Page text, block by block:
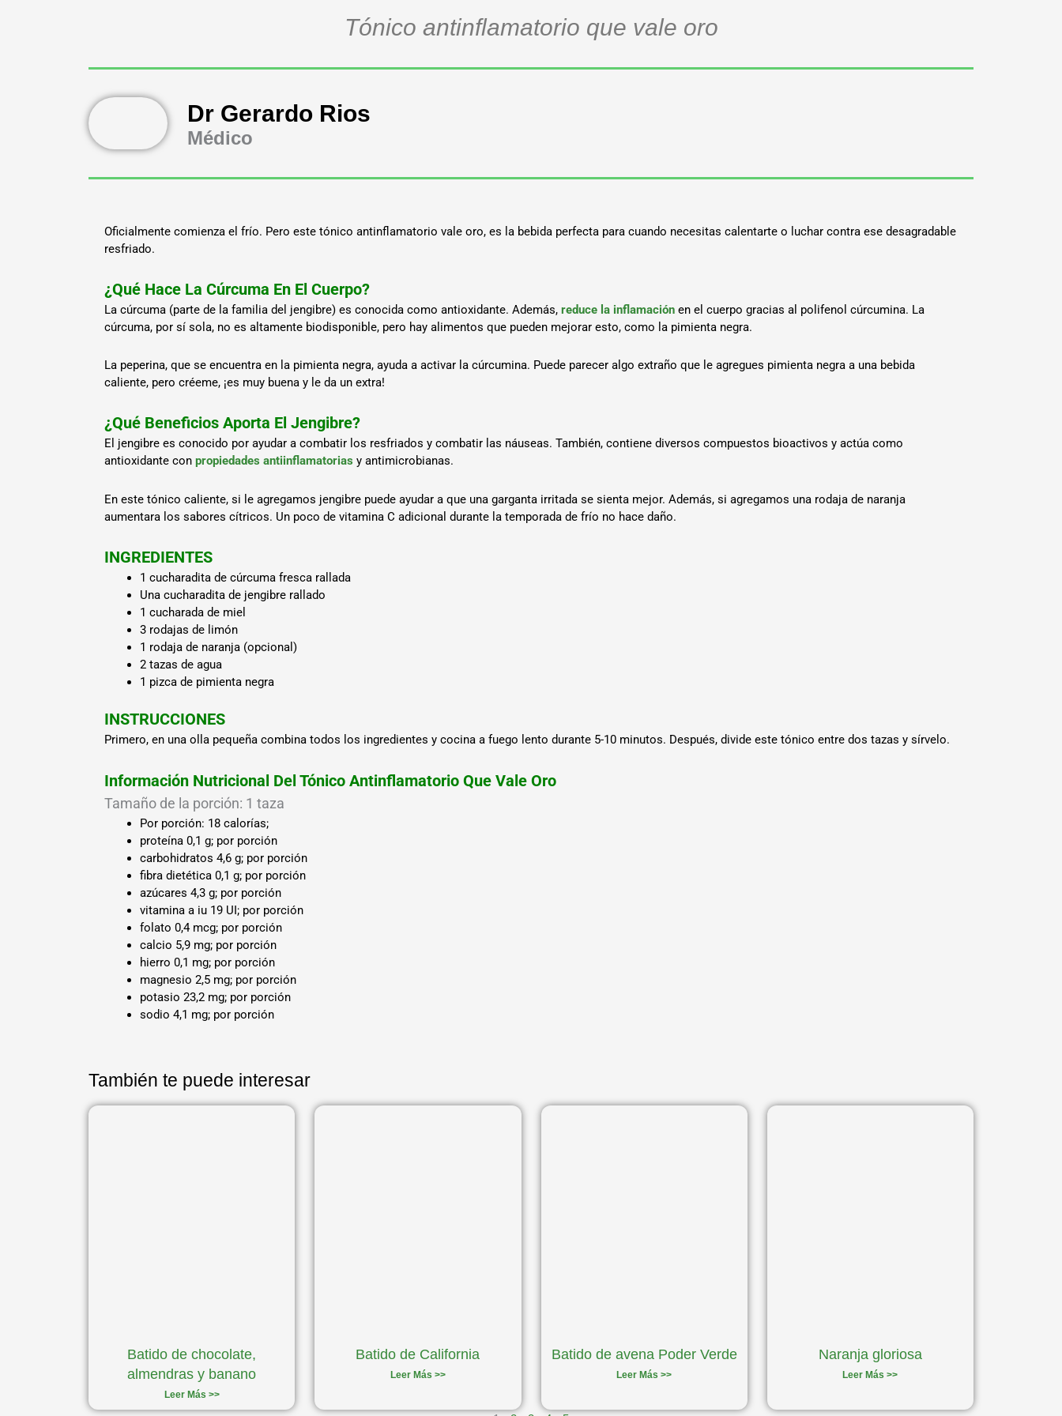
Tónico antinflamatorio que vale oro
Dr Gerardo Rios
Médico
Oficialmente comienza el frío. Pero este tónico antinflamatorio vale oro, es la bebida perfecta para cuando necesitas calentarte o luchar contra ese desagradable
resfriado.
¿Qué Hace La Cúrcuma En El Cuerpo?
La cúrcuma (parte de la familia del jengibre) es conocida como antioxidante. Además, reduce la inflamación en el cuerpo gracias al polifenol cúrcumina. La
cúrcuma, por sí sola, no es altamente biodisponible, pero hay alimentos que pueden mejorar esto, como la pimienta negra.
La peperina, que se encuentra en la pimienta negra, ayuda a activar la cúrcumina. Puede parecer algo extraño que le agregues pimienta negra a una bebida
caliente, pero créeme, ¡es muy buena y le da un extra!
¿Qué Beneficios Aporta El Jengibre?
El jengibre es conocido por ayudar a combatir los resfriados y combatir las náuseas. También, contiene diversos compuestos bioactivos y actúa como
antioxidante con propiedades antiinflamatorias y antimicrobianas.
En este tónico caliente, si le agregamos jengibre puede ayudar a que una garganta irritada se sienta mejor. Además, si agregamos una rodaja de naranja
aumentara los sabores cítricos. Un poco de vitamina C adicional durante la temporada de frío no hace daño.
INGREDIENTES
1 cucharadita de cúrcuma fresca rallada
Una cucharadita de jengibre rallado
1 cucharada de miel
3 rodajas de limón
1 rodaja de naranja (opcional)
2 tazas de agua
1 pizca de pimienta negra
INSTRUCCIONES
Primero, en una olla pequeña combina todos los ingredientes y cocina a fuego lento durante 5-10 minutos. Después, divide este tónico entre dos tazas y sírvelo.
Información Nutricional Del Tónico Antinflamatorio Que Vale Oro
Tamaño de la porción: 1 taza
Por porción: 18 calorías;
proteína 0,1 g; por porción
carbohidratos 4,6 g; por porción
fibra dietética 0,1 g; por porción
azúcares 4,3 g; por porción
vitamina a iu 19 UI; por porción
folato 0,4 mcg; por porción
calcio 5,9 mg; por porción
hierro 0,1 mg; por porción
magnesio 2,5 mg; por porción
potasio 23,2 mg; por porción
sodio 4,1 mg; por porción
También te puede interesar
Batido de chocolate,
almendras y banano
Leer Más >>
Batido de California
Leer Más >>
Batido de avena Poder Verde
Leer Más >>
Naranja gloriosa
Leer Más >>
PáginaPáginaPágina